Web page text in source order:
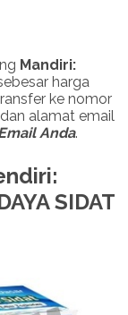
Mandiri:
harga
ke nomor
alamat email
Anda.
SIDAT